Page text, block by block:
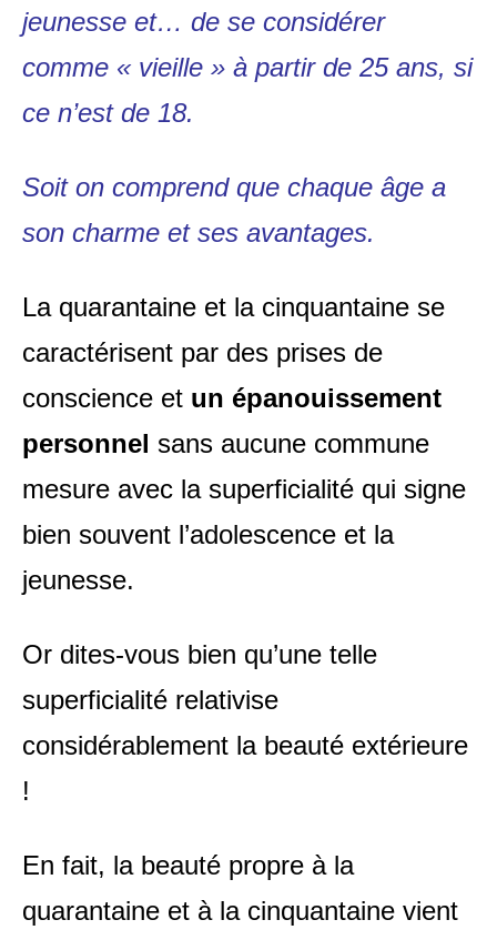
jeunesse et… de se considérer
comme « vieille » à partir de 25 ans, si
ce n’est de 18.
Soit on comprend que chaque âge a
son charme et ses avantages.
La quarantaine et la cinquantaine se
caractérisent par des prises de
conscience et un épanouissement
personnel sans aucune commune
mesure avec la superficialité qui signe
bien souvent l’adolescence et la
jeunesse.
Or dites-vous bien qu’une telle
superficialité relativise
considérablement la beauté extérieure
!
En fait, la beauté propre à la
quarantaine et à la cinquantaine vient